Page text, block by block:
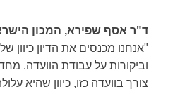
ד"ר אסף שפירא, המכון
"אנחנו מכנסים את הדיון כיוון
וביקורות על עבודת הוועדה.
צורך בוועדה כזו, כיוון שהיא